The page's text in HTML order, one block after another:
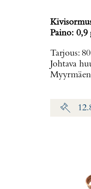
Paino: 0,9
Tarjous:
Johtava